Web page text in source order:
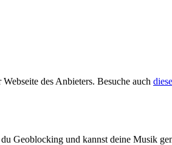
des Anbieters. Besuche auch
Geoblocking und kannst deine Musik